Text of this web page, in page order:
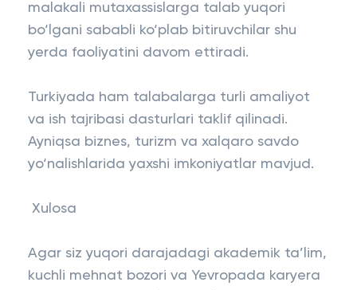
malakali mutaxassislarga talab yuqori
bo‘lgani sababli ko‘plab bitiruvchilar shu
yerda faoliyatini davom ettiradi.
Turkiyada ham talabalarga turli amaliyot
va ish tajribasi dasturlari taklif qilinadi.
Ayniqsa biznes, turizm va xalqaro savdo
yo‘nalishlarida yaxshi imkoniyatlar mavjud.
Xulosa
Agar siz yuqori darajadagi akademik ta’lim,
kuchli mehnat bozori va Yevropada karyera